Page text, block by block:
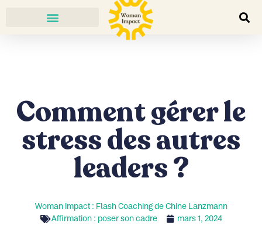
Comment gérer le
stress des autres
leaders ?
Woman Impact : Flash Coaching de Chine Lanzmann
Affirmation : poser son cadre
mars 1, 2024